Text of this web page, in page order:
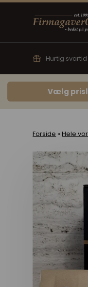
Hurtig svartid
Vælg
Forside »Hele